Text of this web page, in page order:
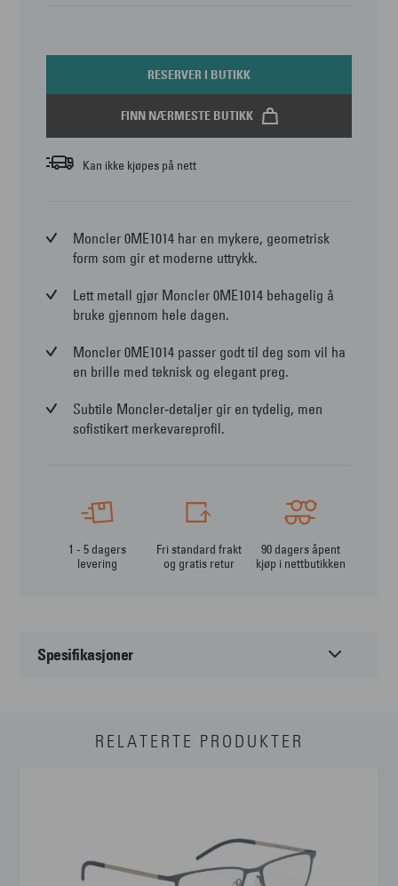
RESERVER I BUTIKK
FINN NÆRMESTE BUTIKK
Kan ikke kjøpes på nett
Moncler 0ME1014 har en mykere, geometrisk
form som gir et moderne uttrykk.
Lett metall gjør Moncler 0ME1014 behagelig å
bruke gjennom hele dagen.
Moncler 0ME1014 passer godt til deg som vil ha
en brille med teknisk og elegant preg.
Subtile Moncler‑detaljer gir en tydelig, men
sofistikert merkevareprofil.
1 - 5 dagers
levering
Fri standard frakt
og gratis retur
90 dagers åpent
kjøp i nettbutikken
Spesifikasjoner
Størrelse:
RELATERTE PRODUKTER